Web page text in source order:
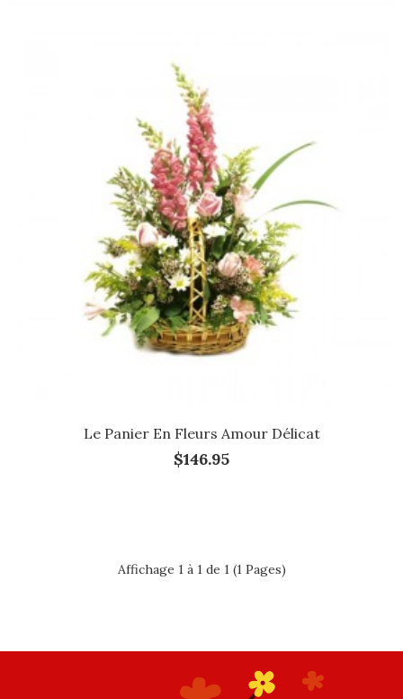
Le Panier En Fleurs Amour Délicat
$146.95
Affichage 1 à 1 de 1 (1 Pages)